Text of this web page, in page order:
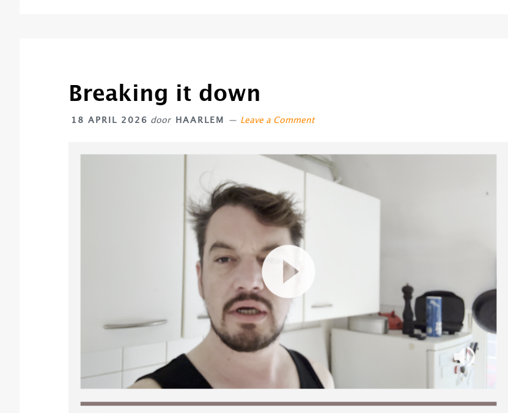
Breaking it down
18 APRIL 2026 door HAARLEM Leave a Comment